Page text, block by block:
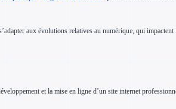
éligibles
?
Rhône-Alpes
Franche-Comté
France
aux évolutions relatives au numérique, qui
et la mise en ligne d’un site internet